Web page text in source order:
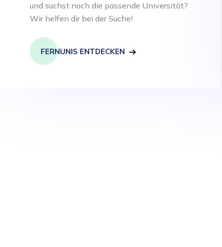
und suchst noch die passende Universität?
Wir helfen dir bei der Suche!
FERNUNIS ENTDECKEN